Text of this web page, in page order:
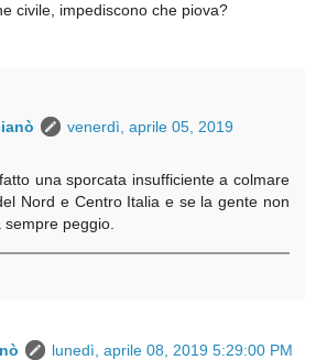
civile, impediscono che piova?
venerdì, aprile 05, 2019
una sporcata insufficiente a colmare
Nord e Centro Italia e se la gente non
peggio.
lunedì, aprile 08, 2019 5:29:00 PM